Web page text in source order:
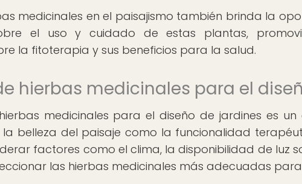
medicinales en el paisajismo también brinda la
el uso y cuidado de estas plantas,
la fitoterapia y sus beneficios para la salud.
hierbas medicinales para el
medicinales para el diseño de jardines es
belleza del paisaje como la funcionalidad
factores como el clima, la disponibilidad de luz
las hierbas medicinales más adecuadas